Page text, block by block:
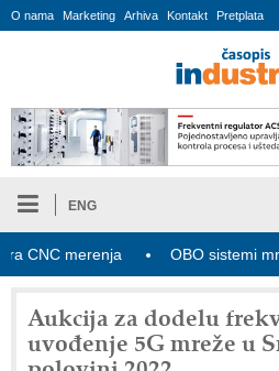
O nama Marketing Arhiva Kontakt Pretplata
ENG
merenja OBO sistemi
Aukcija za dodelu
uvođenje 5G mreže u